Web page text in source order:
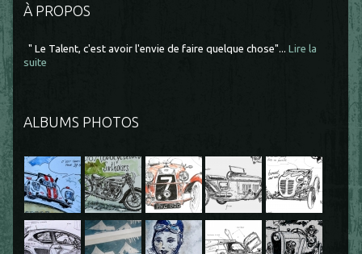
À PROPOS
" Le Talent, c'est avoir l'envie de faire quelque chose"... Lire la
suite
ALBUMS PHOTOS